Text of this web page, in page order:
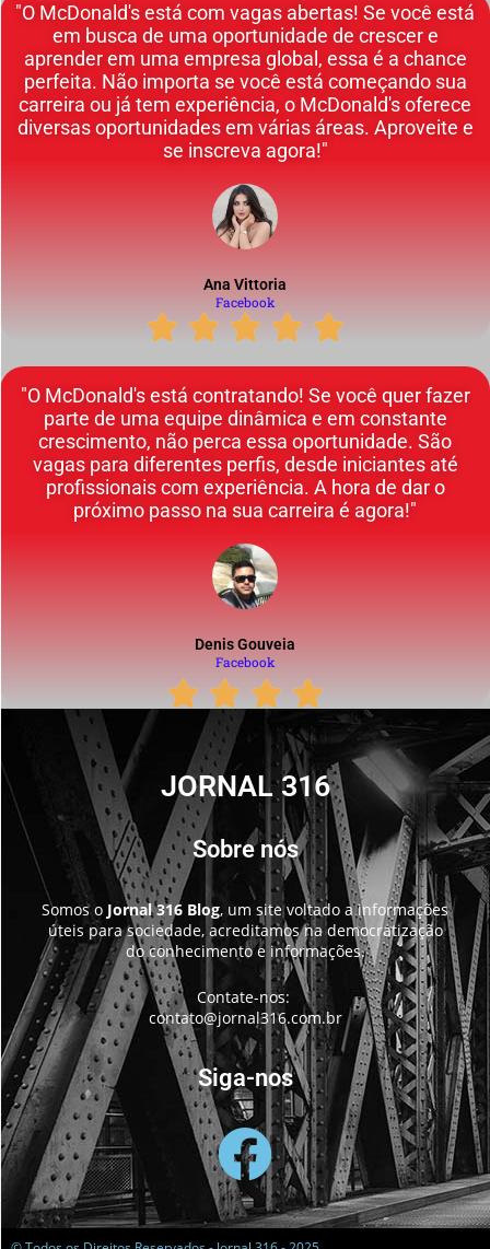
"O McDonald's está com vagas abertas! Se você está
em busca de uma oportunidade de crescer e
aprender em uma empresa global, essa é a chance
perfeita. Não importa se você está começando sua
carreira ou já tem experiência, o McDonald's oferece
diversas oportunidades em várias áreas. Aproveite e
se inscreva agora!"
Ana Vittoria
Facebook
"O McDonald's está contratando! Se você quer fazer
parte de uma equipe dinâmica e em constante
crescimento, não perca essa oportunidade. São
vagas para diferentes perfis, desde iniciantes até
profissionais com experiência. A hora de dar o
próximo passo na sua carreira é agora!"
Denis Gouveia
Facebook
JORNAL 316
Sobre nós
Somos o Jornal 316 Blog, um site voltado a informações
úteis para sociedade, acreditamos na democratização
do conhecimento e informações.
Contate-nos:
contato@jornal316.com.br
Siga-nos